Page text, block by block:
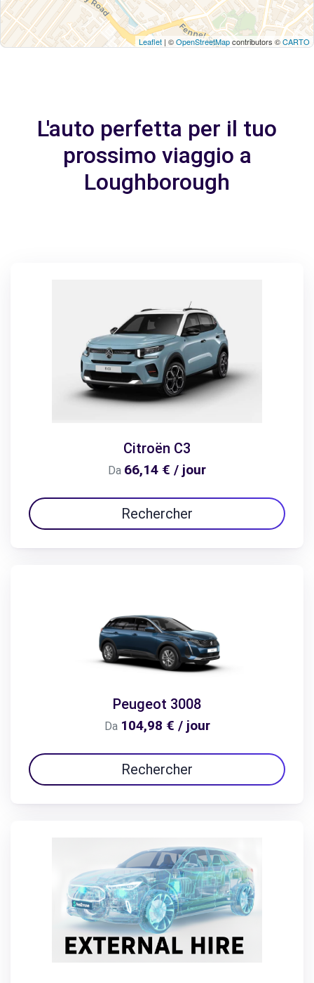
Leaflet | ©OpenStreetMapcontributors ©CARTO
L'auto perfetta per il tuo
prossimo viaggio a
Loughborough
Citroën C3
Da 66,14 € / jour
Rechercher
Peugeot 3008
Da 104,98 € / jour
Rechercher